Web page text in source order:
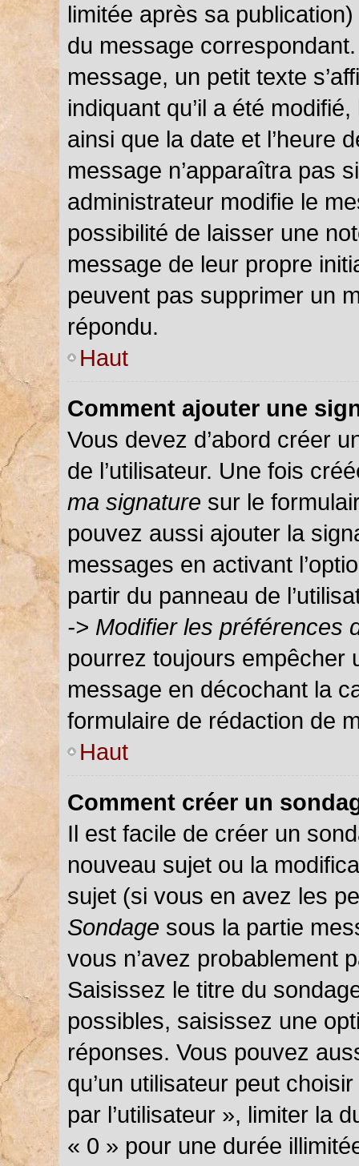
limitée après sa
du message
message, un petit texte
indiquant qu’il a été
ainsi que la date et l’heure
message n’apparaîtra pas
administrateur modifie le
possibilité de laisser une
message de leur propre
peuvent pas supprimer un
répondu.
Haut
Comment ajouter une
Vous devez d’abord créer
de l’utilisateur. Une fois
ma signature sur le
pouvez aussi ajouter la
messages en activant
partir du panneau de
-> Modifier les préférences
pourrez toujours empêcher
message en décochant la
formulaire de rédaction de
Haut
Comment créer un
Il est facile de créer un
nouveau sujet ou la
sujet (si vous en avez les
Sondage sous la partie
vous n’avez probablement
Saisissez le titre du
possibles, saisissez une
réponses. Vous pouvez
qu’un utilisateur peut
par l’utilisateur », limiter la
« 0 » pour une durée